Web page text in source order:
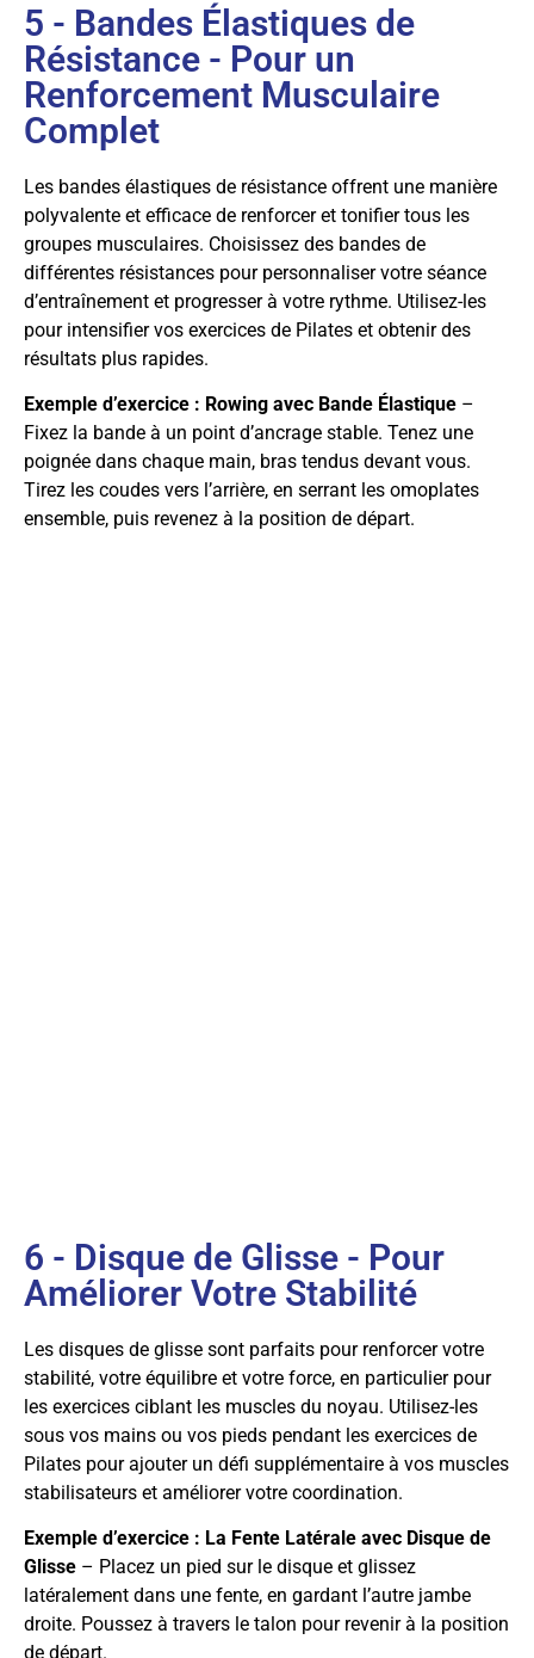
5 - Bandes Élastiques de
Résistance - Pour un
Renforcement Musculaire
Complet
Les bandes élastiques de résistance offrent une manière
polyvalente et efficace de renforcer et tonifier tous les
groupes musculaires. Choisissez des bandes de
différentes résistances pour personnaliser votre séance
d’entraînement et progresser à votre rythme. Utilisez-les
pour intensifier vos exercices de Pilates et obtenir des
résultats plus rapides.
Exemple d’exercice : Rowing avec Bande Élastique –
Fixez la bande à un point d’ancrage stable. Tenez une
poignée dans chaque main, bras tendus devant vous.
Tirez les coudes vers l’arrière, en serrant les omoplates
ensemble, puis revenez à la position de départ.
6 - Disque de Glisse - Pour
Améliorer Votre Stabilité
Les disques de glisse sont parfaits pour renforcer votre
stabilité, votre équilibre et votre force, en particulier pour
les exercices ciblant les muscles du noyau. Utilisez-les
sous vos mains ou vos pieds pendant les exercices de
Pilates pour ajouter un défi supplémentaire à vos muscles
stabilisateurs et améliorer votre coordination.
Exemple d’exercice : La Fente Latérale avec Disque de
Glisse – Placez un pied sur le disque et glissez
latéralement dans une fente, en gardant l’autre jambe
droite. Poussez à travers le talon pour revenir à la position
de départ.